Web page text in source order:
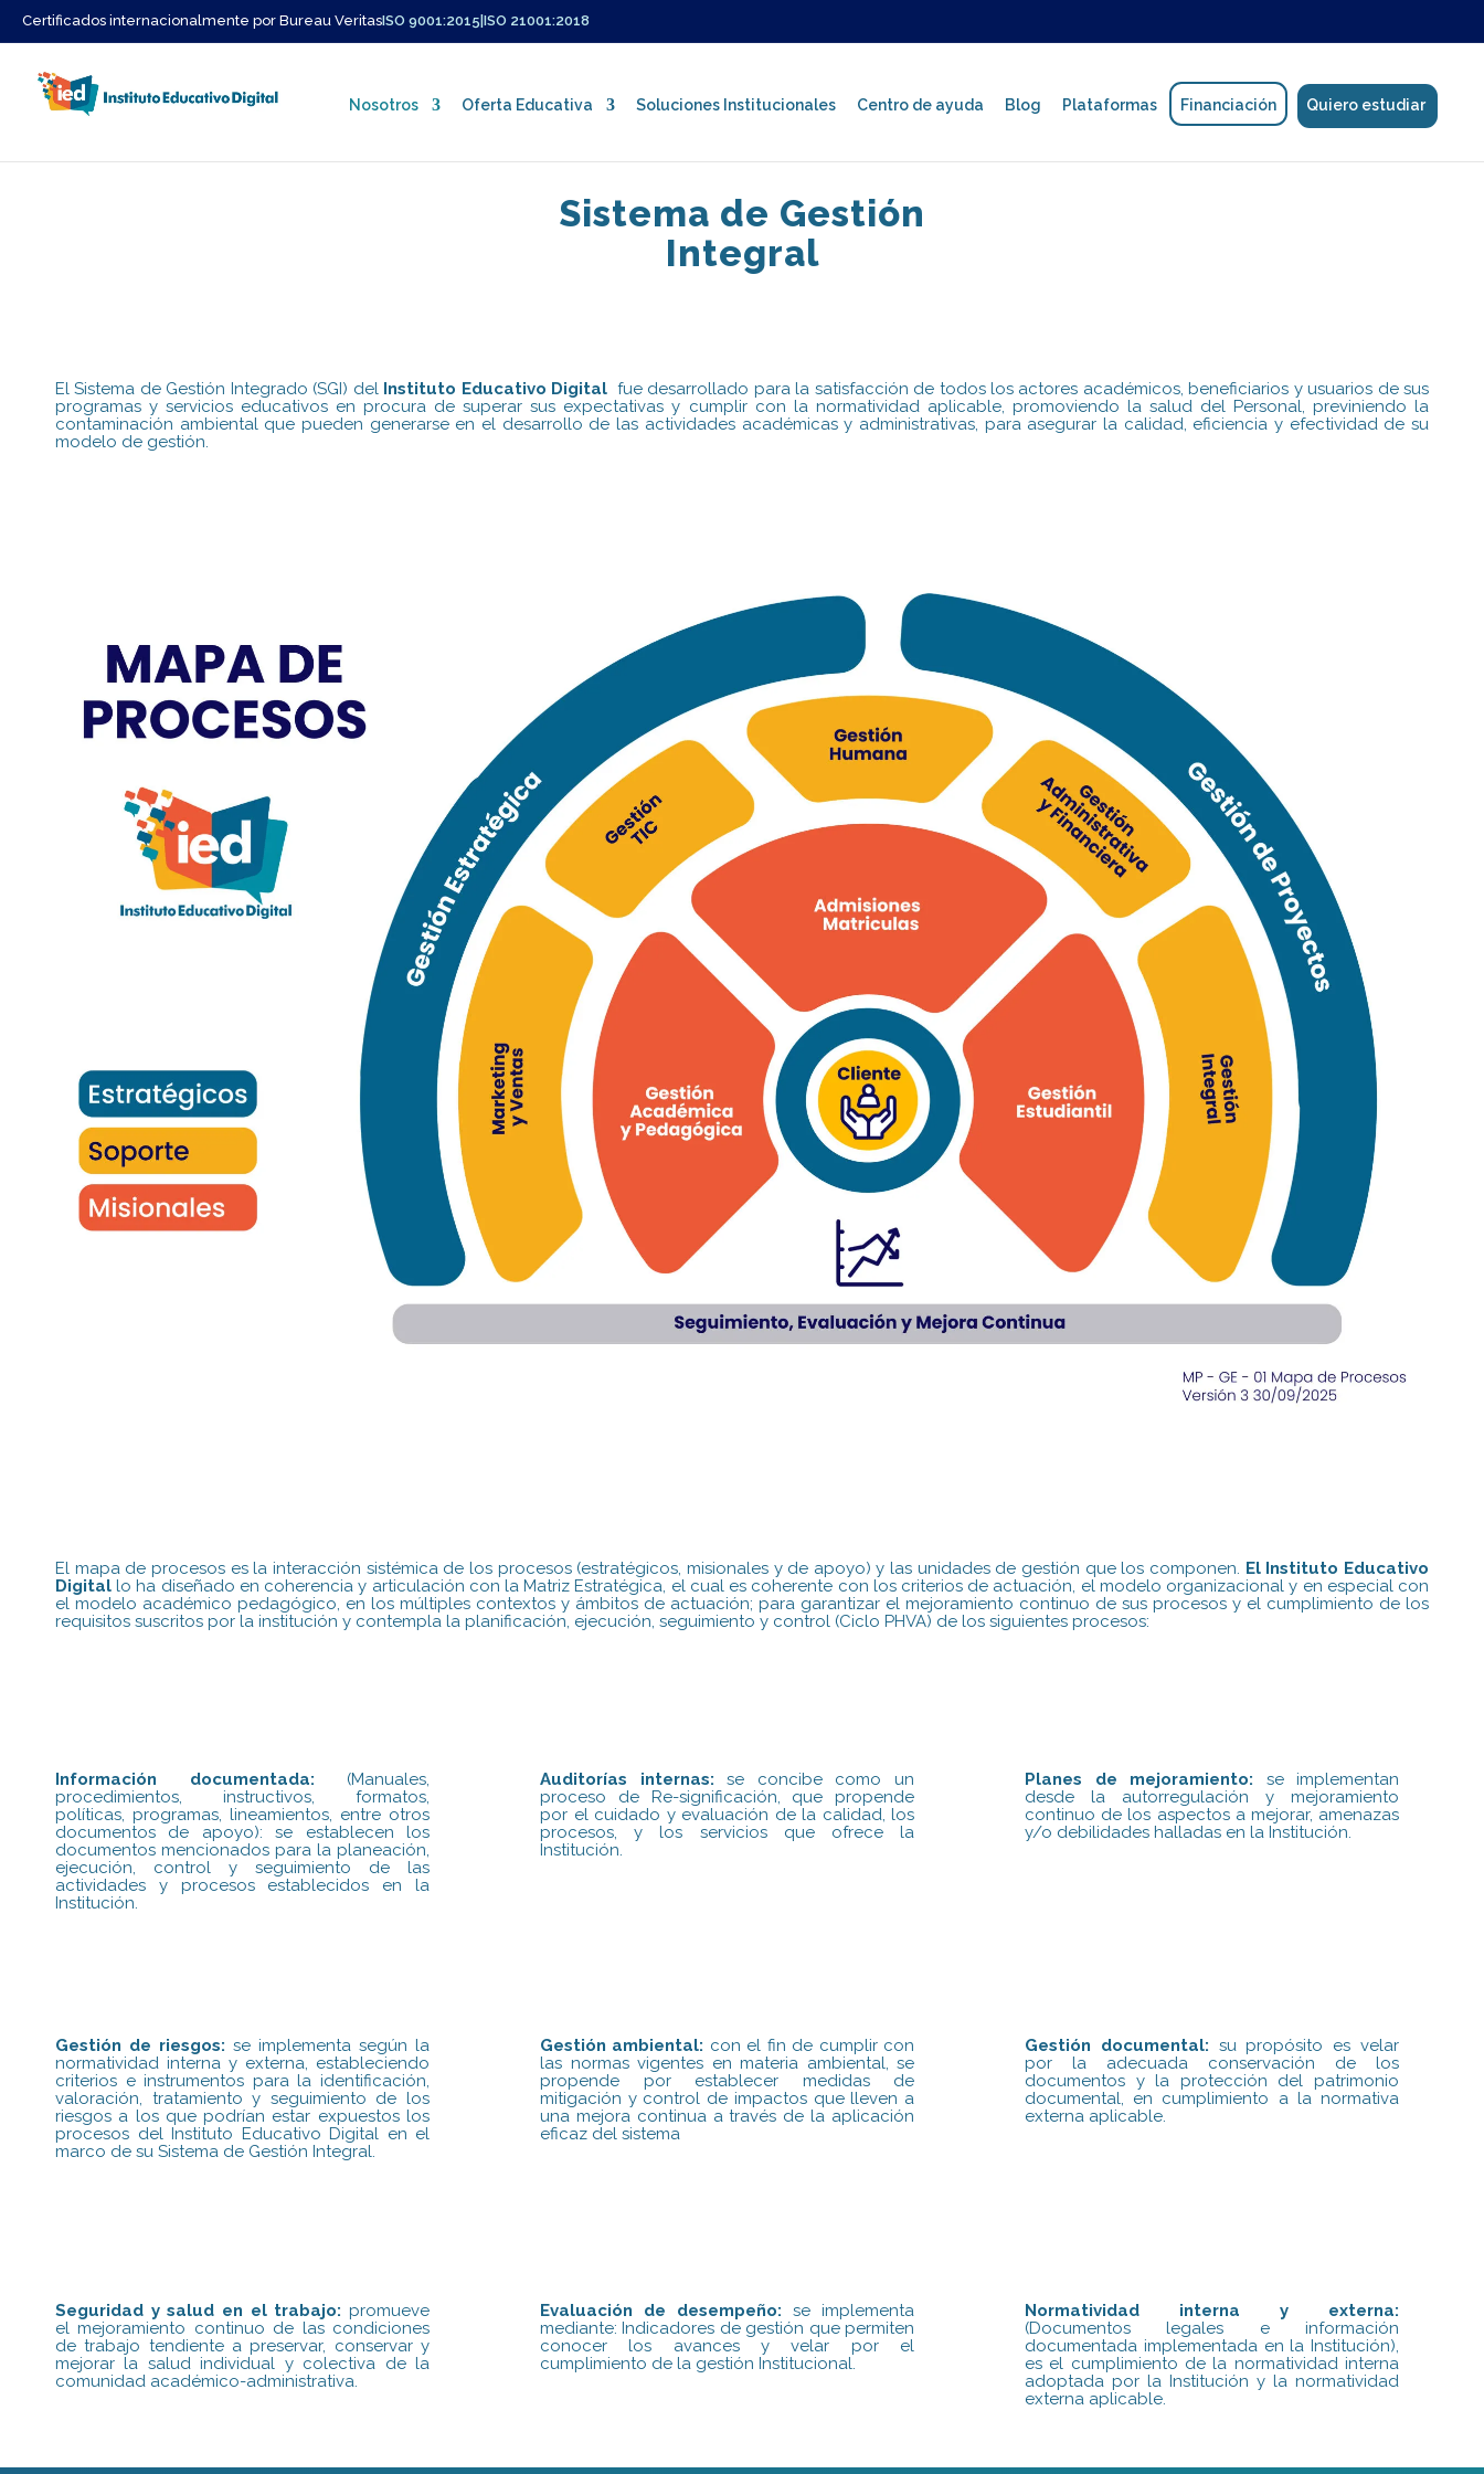
Certificados internacionalmente por Bureau VeritasISO 9001:2015 ISO 21001:2018
Nosotros
Certificaciones ISO
Oferta Educativa Soluciones Institucionales Centro de ayuda Blog Plataformas Financiación Quiero estudiar
Sistema de Gestión
Integral
El Sistema de Gestión Integrado (SGI) del Instituto Educativo Digital fue desarrollado para la satisfacción de todos los actores académicos, beneficiarios y usuarios de sus
programas y servicios educativos en procura de superar sus expectativas y cumplir con la normatividad aplicable, promoviendo la salud del Personal, previniendo la
contaminación ambiental que pueden generarse en el desarrollo de las actividades académicas y administrativas, para asegurar la calidad, eficiencia y efectividad de su
modelo de gestión.
El mapa de procesos es la interacción sistémica de los procesos (estratégicos, misionales y de apoyo) y las unidades de gestión que los componen. El Instituto Educativo
Digital lo ha diseñado en coherencia y articulación con la Matriz Estratégica, el cual es coherente con los criterios de actuación, el modelo organizacional y en especial con
el modelo académico pedagógico, en los múltiples contextos y ámbitos de actuación; para garantizar el mejoramiento continuo de sus procesos y el cumplimiento de los
requisitos suscritos por la institución y contempla la planificación, ejecución, seguimiento y control (Ciclo PHVA) de los siguientes procesos:
Información documentada: (Manuales,
procedimientos, instructivos, formatos,
políticas, programas, lineamientos, entre otros
documentos de apoyo): se establecen los
documentos mencionados para la planeación,
ejecución, control y seguimiento de las
actividades y procesos establecidos en la
Institución.
Gestión de riesgos: se implementa según la
normatividad interna y externa, estableciendo
criterios e instrumentos para la identificación,
valoración, tratamiento y seguimiento de los
riesgos a los que podrían estar expuestos los
procesos del Instituto Educativo Digital en el
marco de su Sistema de Gestión Integral.
Seguridad y salud en el trabajo: promueve
el mejoramiento continuo de las condiciones
de trabajo tendiente a preservar, conservar y
mejorar la salud individual y colectiva de la
comunidad académico-administrativa.
Auditorías internas: se concibe como un
proceso de Re-significación, que propende
por el cuidado y evaluación de la calidad, los
procesos, y los servicios que ofrece la
Institución.
Gestión ambiental: con el fin de cumplir con
las normas vigentes en materia ambiental, se
propende por establecer medidas de
mitigación y control de impactos que lleven a
una mejora continua a través de la aplicación
eficaz del sistema
Evaluación de desempeño: se implementa
mediante: Indicadores de gestión que permiten
conocer los avances y velar por el
cumplimiento de la gestión Institucional.
Planes de mejoramiento: se implementan
desde la autorregulación y mejoramiento
continuo de los aspectos a mejorar, amenazas
y/o debilidades halladas en la Institución.
Gestión documental: su propósito es velar
por la adecuada conservación de los
documentos y la protección del patrimonio
documental, en cumplimiento a la normativa
externa aplicable.
Normatividad interna y externa:
(Documentos legales e información
documentada implementada en la Institución),
es el cumplimiento de la normatividad interna
adoptada por la Institución y la normatividad
externa aplicable.